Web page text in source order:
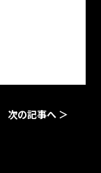
次の記事へ ＞